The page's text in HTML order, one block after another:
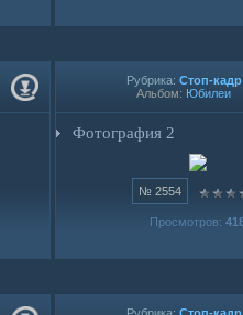
Рубрика: Стоп-кадр
Альбом: Юбилеи
Фотография 2
№ 2554
Просмотров: